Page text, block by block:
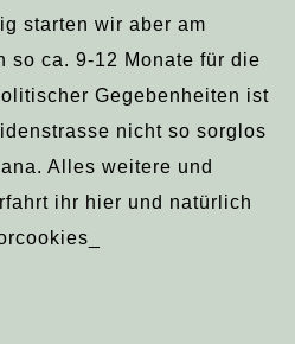
starten wir aber am
so ca. 9-12 Monate für die
Gegebenheiten ist
nicht so sorglos
Alles weitere und
ihr hier und natürlich